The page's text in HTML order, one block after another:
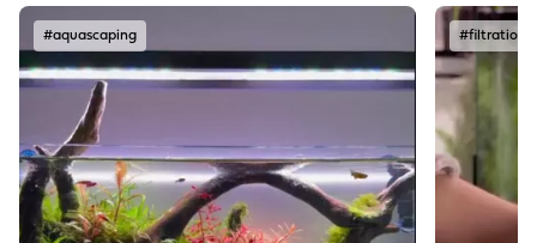
#aquascaping #filtration